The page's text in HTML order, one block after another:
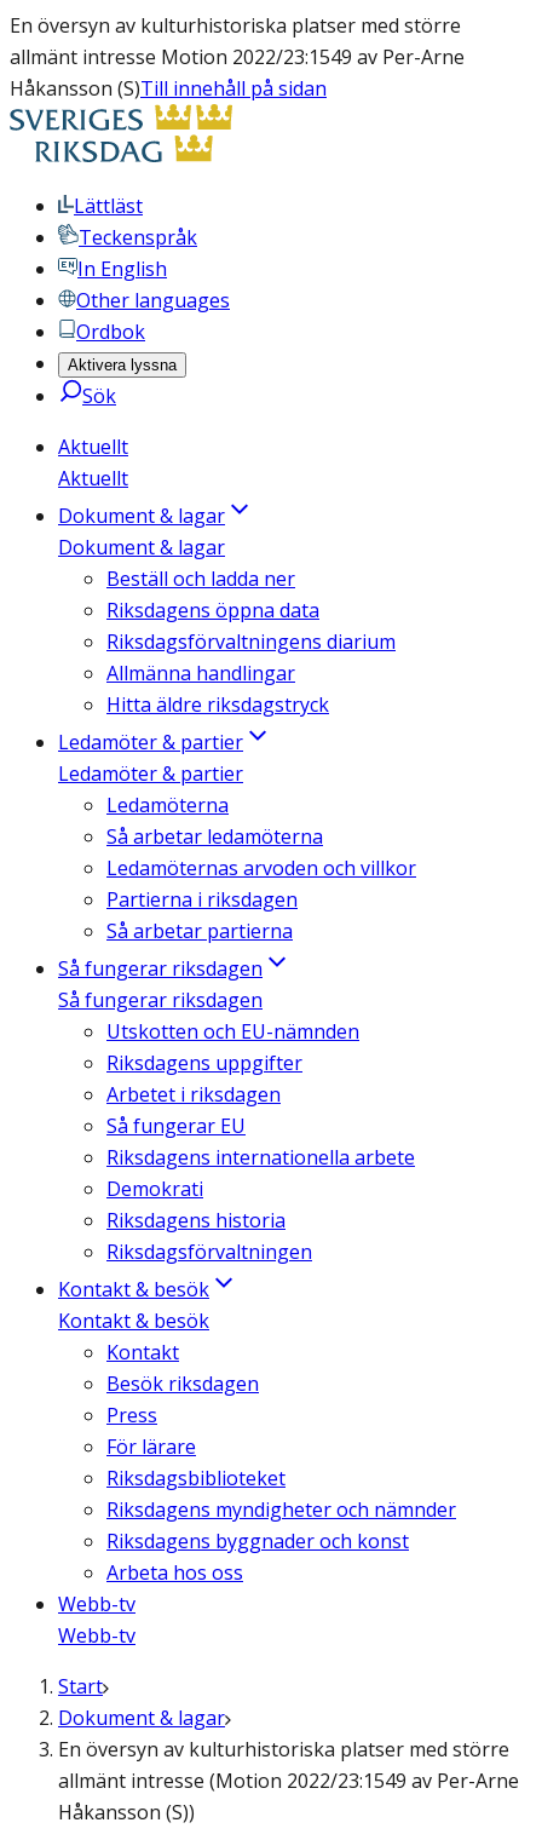
En översyn av kulturhistoriska platser med större
allmänt intresse Motion 2022/23:1549 av Per-Arne
Håkansson (S)Till innehåll på sidan
Lättläst
Teckenspråk
In English
Other languages
Ordbok
Aktivera lyssna
Sök
Aktuellt
Aktuellt
Dokument & lagar
Dokument & lagar
Beställ och ladda ner
Riksdagens öppna data
Riksdagsförvaltningens diarium
Allmänna handlingar
Hitta äldre riksdagstryck
Ledamöter & partier
Ledamöter & partier
Ledamöterna
Så arbetar ledamöterna
Ledamöternas arvoden och villkor
Partierna i riksdagen
Så arbetar partierna
Så fungerar riksdagen
Så fungerar riksdagen
Utskotten och EU-nämnden
Riksdagens uppgifter
Arbetet i riksdagen
Så fungerar EU
Riksdagens internationella arbete
Demokrati
Riksdagens historia
Riksdagsförvaltningen
Kontakt & besök
Kontakt & besök
Kontakt
Besök riksdagen
Press
För lärare
Riksdagsbiblioteket
Riksdagens myndigheter och nämnder
Riksdagens byggnader och konst
Arbeta hos oss
Webb-tv
Webb-tv
Start
Dokument & lagar
En översyn av kulturhistoriska platser med större
allmänt intresse (Motion 2022/23:1549 av Per-Arne
Håkansson (S))